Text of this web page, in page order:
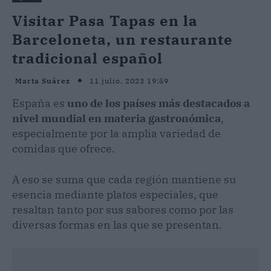
Visitar Pasa Tapas en la
Barceloneta, un restaurante
tradicional español
Marta Suárez 11 julio, 2023 19:59
España es uno de los países más destacados a
nivel mundial en materia gastronómica,
especialmente por la amplia variedad de
comidas que ofrece.
A eso se suma que cada región mantiene su
esencia mediante platos especiales, que
resaltan tanto por sus sabores como por las
diversas formas en las que se presentan.